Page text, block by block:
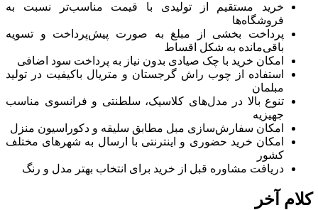
خرید مستقیم از تولیدی با قیمت مناسب‌تر نسبت به
فروشگاه‌ها
پرداخت بخشی از مبلغ به‌ صورت پیش‌پرداخت و تسویه
باقی‌مانده به شکل اقساط
امکان خرید با چک صیادی بدون نیاز به پرداخت سود اضافی
استفاده از چوب راش گرجستان و متریال باکیفیت در تولید
مبلمان
تنوع بالا در مدل‌های کلاسیک، سلطنتی و فرانسوی مناسب
جهیزیه
امکان سفارش‌سازی مبل مطابق سلیقه و دکوراسیون منزل
امکان خرید حضوری و اینترنتی با ارسال به شهرهای مختلف
کشور
دریافت مشاوره قبل از خرید برای انتخاب بهتر مدل و رنگ
کلام آخر